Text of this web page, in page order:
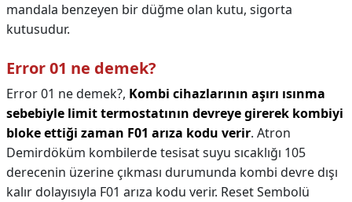
mandala benzeyen bir düğme olan kutu, sigorta
kutusudur.
Error 01 ne demek?
Error 01 ne demek?, Kombi cihazlarının aşırı ısınma
sebebiyle limit termostatının devreye girerek kombiyi
bloke ettiği zaman F01 arıza kodu verir. Atron
Demirdöküm kombilerde tesisat suyu sıcaklığı 105
derecenin üzerine çıkması durumunda kombi devre dışı
kalır dolayısıyla F01 arıza kodu verir. Reset Sembolü